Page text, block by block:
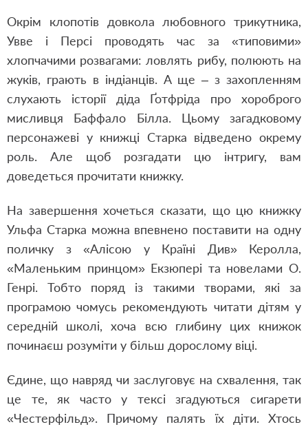
Окрім клопотів довкола любовного трикутника,
Увве і Персі проводять час за «типовими»
хлопчачими розвагами: ловлять рибу, полюють на
жуків, грають в індіанців. А ще – з захопленням
слухають історії діда Ґотфріда про хороброго
мисливця Баффало Білла. Цьому загадковому
персонажеві у книжці Старка відведено окрему
роль. Але щоб розгадати цю інтригу, вам
доведеться прочитати книжку.
На завершення хочеться сказати, що цю книжку
Ульфа Старка можна впевнено поставити на одну
поличку з «Алісою у Країні Див» Керолла,
«Маленьким принцом» Екзюпері та новелами О.
Генрі. Тобто поряд із такими творами, які за
програмою чомусь рекомендують читати дітям у
середній школі, хоча всю глибину цих книжок
починаєш розуміти у більш дорослому віці.
Єдине, що навряд чи заслуговує на схвалення, так
це те, як часто у тексі згадуються сигарети
«Честерфільд». Причому палять їх діти. Хтось